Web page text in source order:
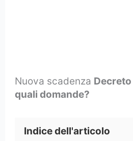
Nuova scadenza
quali domande?
Indice dell'articolo